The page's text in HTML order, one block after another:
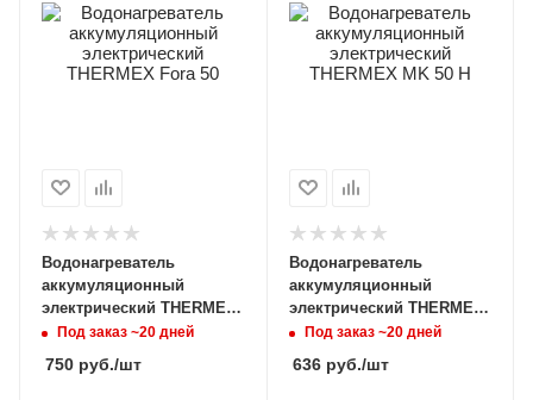
Водонагреватель
аккумуляционный
электрический THERMEX
Fora 50
Под заказ ~20 дней
750 руб./шт
Водонагреватель
аккумуляционный
электрический THERMEX
MK 50 H
Под заказ ~20 дней
636руб./шт